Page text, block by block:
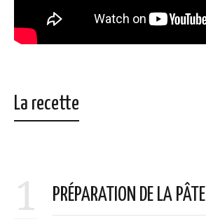
La recette
1 PRÉPARATION DE LA PÂTE